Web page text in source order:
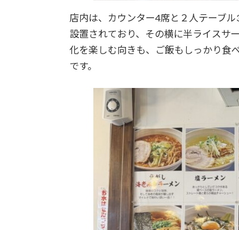
店内は、カウンター4席と２人テーブ
設置されており、その横に半ライスサ
化を楽しむ向きも、ご飯もしっかり食
です。